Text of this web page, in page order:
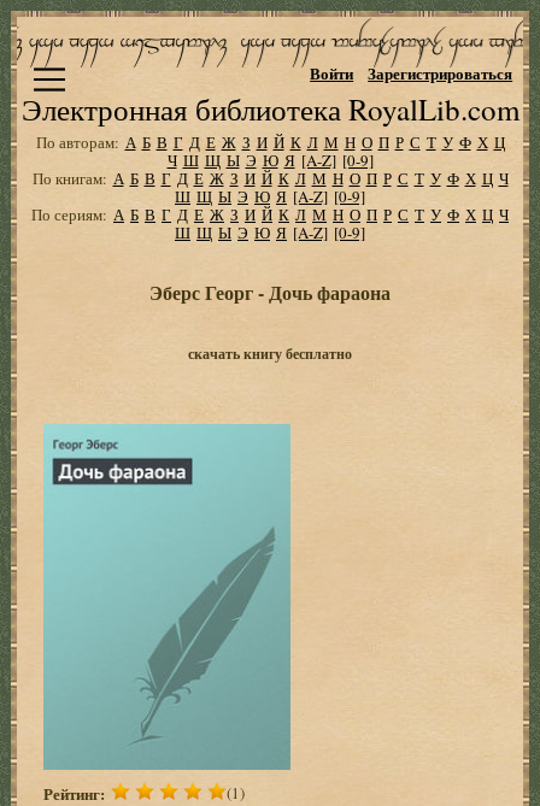
Электронная библиотека RoyalLib.com
Войти Зарегистрироваться
По авторам: А Б В Г Д Е Ж З И Й К Л М Н О П Р С Т У Ф Х Ц
Ч Ш Щ Ы Э Ю Я [A-Z] [0-9]
По книгам: А Б В Г Д Е Ж З И Й К Л М Н О П Р С Т У Ф Х Ц Ч
Ш Щ Ы Э Ю Я [A-Z] [0-9]
По сериям: А Б В Г Д Е Ж З И Й К Л М Н О П Р С Т У Ф Х Ц Ч
Ш Щ Ы Э Ю Я [A-Z] [0-9]
Эберс Георг - Дочь фараона
скачать книгу бесплатно
Рейтинг: (1)